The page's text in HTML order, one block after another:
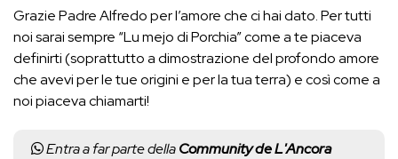
Grazie Padre Alfredo per l’amore che ci hai dato. Per tutti
noi sarai sempre “Lu mejo di Porchia” come a te piaceva
definirti (soprattutto a dimostrazione del profondo amore
che avevi per le tue origini e per la tua terra) e così come a
noi piaceva chiamarti!
Entra a far parte dellaCommunity de L'Ancora